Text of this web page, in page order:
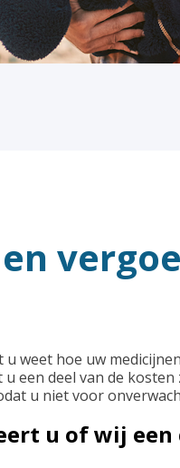
weet hoe uw
u een deel van de
u niet voor
u of wij